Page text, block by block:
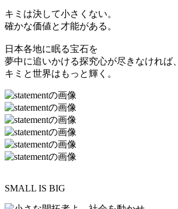
キミは決して小さくない。
確かな価値と才能がある。
日本各地に眠る宝石を
夢中に追いかける探究心が尽きなければ、
キミと世界はもっと輝く。
SMALL IS BIG